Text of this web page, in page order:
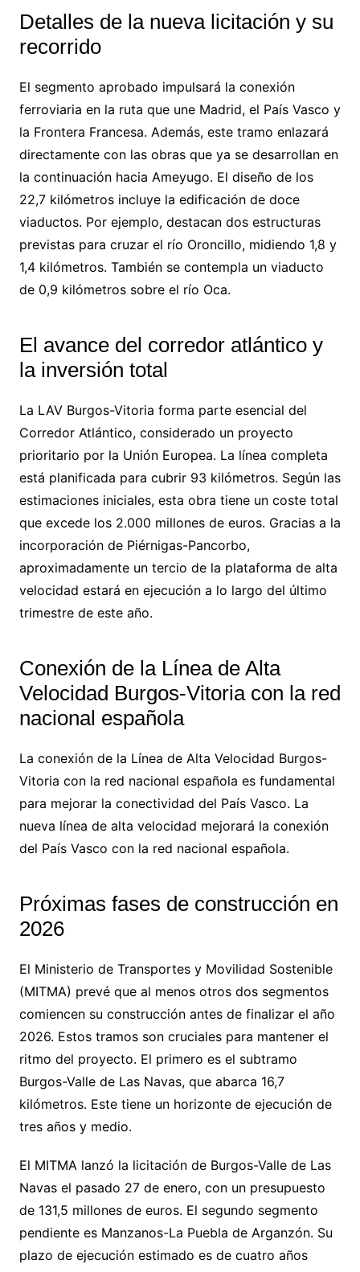
Detalles de la nueva licitación y su
recorrido
El segmento aprobado impulsará la conexión
ferroviaria en la ruta que une Madrid, el País Vasco y
la Frontera Francesa. Además, este tramo enlazará
directamente con las obras que ya se desarrollan en
la continuación hacia Ameyugo. El diseño de los
22,7 kilómetros incluye la edificación de doce
viaductos. Por ejemplo, destacan dos estructuras
previstas para cruzar el río Oroncillo, midiendo 1,8 y
1,4 kilómetros. También se contempla un viaducto
de 0,9 kilómetros sobre el río Oca.
El avance del corredor atlántico y
la inversión total
La LAV Burgos-Vitoria forma parte esencial del
Corredor Atlántico, considerado un proyecto
prioritario por la Unión Europea. La línea completa
está planificada para cubrir 93 kilómetros. Según las
estimaciones iniciales, esta obra tiene un coste total
que excede los 2.000 millones de euros. Gracias a la
incorporación de Piérnigas-Pancorbo,
aproximadamente un tercio de la plataforma de alta
velocidad estará en ejecución a lo largo del último
trimestre de este año.
Conexión de la Línea de Alta
Velocidad Burgos-Vitoria con la red
nacional española
La conexión de la Línea de Alta Velocidad Burgos-
Vitoria con la red nacional española es fundamental
para mejorar la conectividad del País Vasco. La
nueva línea de alta velocidad mejorará la conexión
del País Vasco con la red nacional española.
Próximas fases de construcción en
2026
El Ministerio de Transportes y Movilidad Sostenible
(MITMA) prevé que al menos otros dos segmentos
comiencen su construcción antes de finalizar el año
2026. Estos tramos son cruciales para mantener el
ritmo del proyecto. El primero es el subtramo
Burgos-Valle de Las Navas, que abarca 16,7
kilómetros. Este tiene un horizonte de ejecución de
tres años y medio.
El MITMA lanzó la licitación de Burgos-Valle de Las
Navas el pasado 27 de enero, con un presupuesto
de 131,5 millones de euros. El segundo segmento
pendiente es Manzanos-La Puebla de Arganzón. Su
plazo de ejecución estimado es de cuatro años